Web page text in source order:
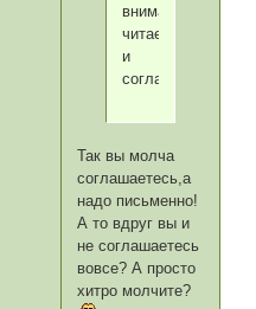
внимательно
читаем
и
соглашаемсииии..
Так вы молча
соглашаетесь,а
надо письменно!
А то вдруг вы и
не соглашаетесь
вовсе? А просто
хитро молчите?